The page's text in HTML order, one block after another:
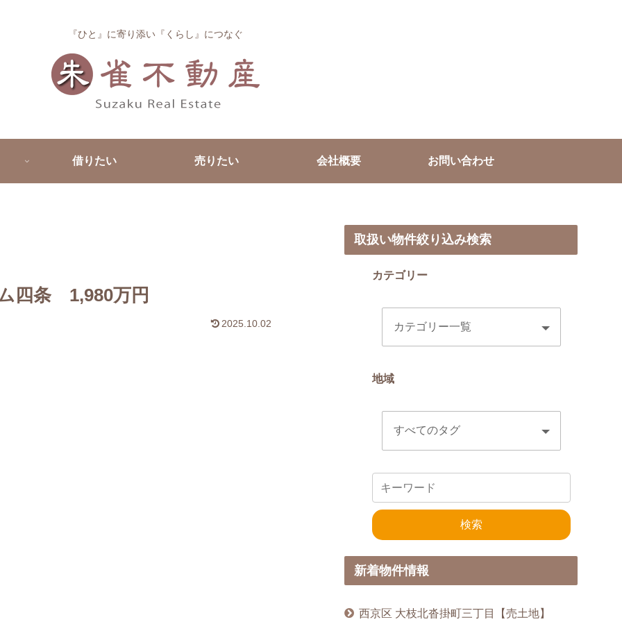
『ひと』に寄り添い『くらし』につなぐ
借りたい 売りたい 会社概要 お問い合わせ
四条 1,980万円
2025.10.02
取扱い物件絞り込み検索
カテゴリー
地域
新着物件情報
西京区 大枝北沓掛町三丁目【売土地】